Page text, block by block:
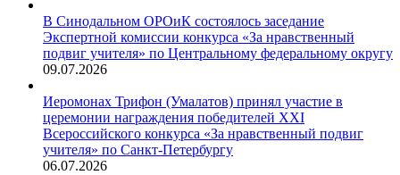
В Синодальном ОРОиК состоялось заседание
Экспертной комиссии конкурса «За нравственный
подвиг учителя» по Центральному федеральному округу
09.07.2026
Иеромонах Трифон (Умалатов) принял участие в
церемонии награждения победителей XXI
Всероссийского конкурса «За нравственный подвиг
учителя» по Санкт-Петербургу
06.07.2026